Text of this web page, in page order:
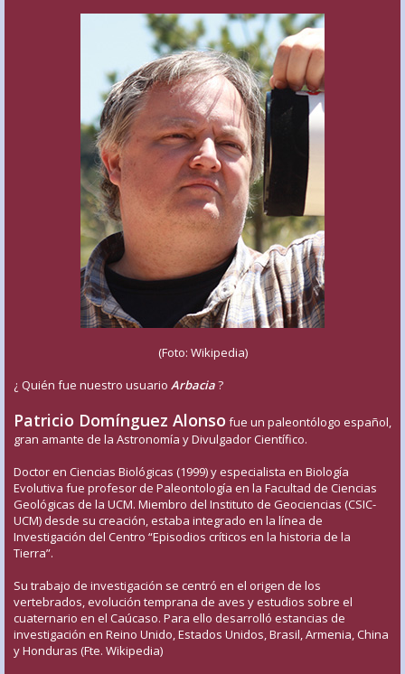
(Foto: Wikipedia)
¿ Quién fue nuestro usuario Arbacia?
Patricio Domínguez Alonso fue un paleontólogo español,
gran amante de la Astronomía y Divulgador Científico.
Doctor en Ciencias Biológicas (1999) y especialista en Biología
Evolutiva fue profesor de Paleontología en la Facultad de Ciencias
Geológicas de la UCM. Miembro del Instituto de Geociencias (CSIC-
UCM) desde su creación, estaba integrado en la línea de
Investigación del Centro “Episodios críticos en la historia de la
Tierra”.
Su trabajo de investigación se centró en el origen de los
vertebrados, evolución temprana de aves y estudios sobre el
cuaternario en el Caúcaso. Para ello desarrolló estancias de
investigación en Reino Unido, Estados Unidos, Brasil, Armenia, China
y Honduras (Fte. Wikipedia)